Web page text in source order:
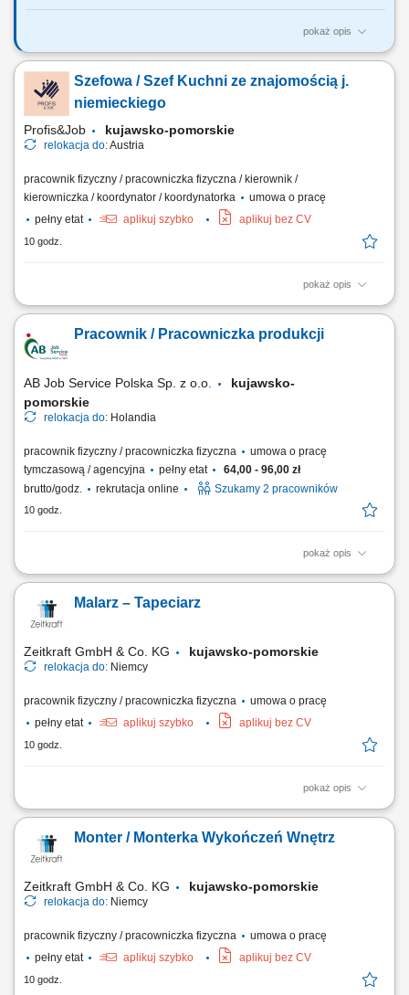
pokaż opis
Praca sezonowa - sadzenie, zbiór warzyw od 12 sierpnia 2026 Wymiar
systemie akordu grupowego, indywidualnego (zbiór warzyw, sadzenie)
oraz na godziny (od 13,90€/godz. netto-inne prace np. kierowca,
brygadzista,…) Wymagania:...
Szefowa / Szef Kuchni ze znajomością j.
niemieckiego
Profis&Job kujawsko-pomorskie
relokacja do:Austria
pracownik fizyczny / pracowniczka fizyczna / kierownik /
kierowniczka / koordynator / koordynatorka
umowa o pracę
pełny etat
aplikuj szybko aplikuj bez CV
10 godz.
pokaż opis
Wymagania: Doświadczenie jako szef kuchni. Znajomość kuchni
odpowiedzialne wykonywanie zadań. Przestrzeganie przepisów
higieny. Mile widziane wykształcenie kucharskie, jednak doświadczenie
Pracownik / Pracowniczka produkcji
AB Job Service Polska Sp. z o.o.
kujawsko-
pomorskie
relokacja do: Holandia
pracownik fizyczny / pracowniczka fizyczna
umowa o pracę
tymczasową / agencyjna
pełny etat
64,00 - 96,00 zł
brutto/godz.
rekrutacja online Szukamy 2 pracowników
10 godz.
pokaż opis
Opis stanowiska Praca przy produkcji gotowych produktów
przygotowywanie produktów do dalszej wysyłki. Kontrola jakości
produktów zgodnie z obowiązującymi standardami. Dbanie o czystość i
Malarz – Tapeciarz
Zeitkraft GmbH & Co. KG kujawsko-pomorskie
relokacja do: Niemcy
pracownik fizyczny / pracowniczka fizyczna
umowa o pracę
pełny etat
aplikuj szybko aplikuj bez CV
10 godz.
pokaż opis
Zakres obowiązków Doświadczenie oraz samodzielność w pracach:
i flizelina), przygotowanie podłoża (szlifowanie, gruntowanie,
szpachlowanie, akrylowanie).
Monter / Monterka Wykończeń Wnętrz
Zeitkraft GmbH & Co. KG kujawsko-pomorskie
relokacja do: Niemcy
pracownik fizyczny / pracowniczka fizyczna
umowa o pracę
pełny etat
aplikuj szybko aplikuj bez CV
10 godz.